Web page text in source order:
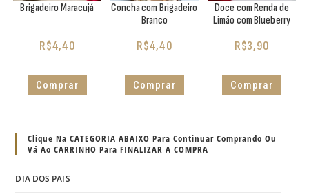
Brigadeiro Maracujá
R$4,40
Comprar
Concha com Brigadeiro
Branco
R$4,40
Comprar
Doce com Renda de
Limão com Blueberry
R$3,90
Comprar
Clique Na CATEGORIA ABAIXO Para Continuar Comprando Ou
Vá Ao CARRINHO Para FINALIZAR A COMPRA
DIA DOS PAIS